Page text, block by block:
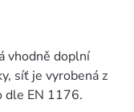
vhodně doplní
síť je vyrobená z
dle EN 1176.